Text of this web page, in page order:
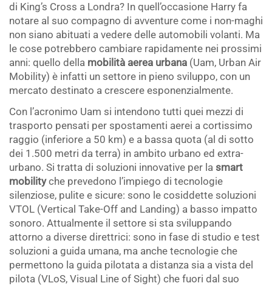
di King’s Cross a Londra? In quell’occasione Harry fa
notare al suo compagno di avventure come i non-maghi
non siano abituati a vedere delle automobili volanti. Ma
le cose potrebbero cambiare rapidamente nei prossimi
anni: quello della mobilità aerea urbana (Uam, Urban Air
Mobility) è infatti un settore in pieno sviluppo, con un
mercato destinato a crescere esponenzialmente.
Con l’acronimo Uam si intendono tutti quei mezzi di
trasporto pensati per spostamenti aerei a cortissimo
raggio (inferiore a 50 km) e a bassa quota (al di sotto
dei 1.500 metri da terra) in ambito urbano ed extra-
urbano. Si tratta di soluzioni innovative per la smart
mobilityche prevedono l’impiego di tecnologie
silenziose, pulite e sicure: sono le cosiddette soluzioni
VTOL (Vertical Take-Off and Landing) a basso impatto
sonoro. Attualmente il settore si sta sviluppando
attorno a diverse direttrici: sono in fase di studio e test
soluzioni a guida umana, ma anche tecnologie che
permettono la guida pilotata a distanza sia a vista del
pilota (VLoS, Visual Line of Sight) che fuori dal suo